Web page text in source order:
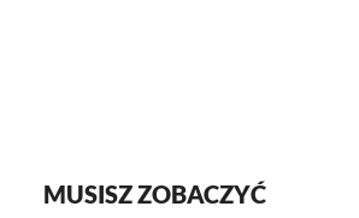
MUSISZ ZOBACZYĆ